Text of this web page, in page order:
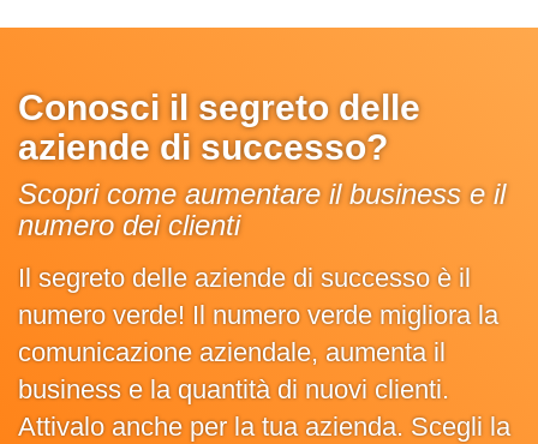
Conosci il segreto delle
aziende di successo?
Scopri come aumentare il business e il
numero dei clienti
Il segreto delle aziende di successo è il
numero verde! Il numero verde migliora la
comunicazione aziendale, aumenta il
business e la quantità di nuovi clienti.
Attivalo anche per la tua azienda. Scegli la